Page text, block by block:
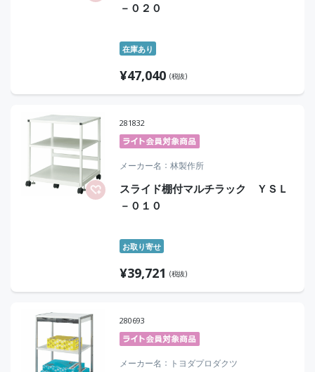
－０２０
在庫あり
¥47,040 (税抜)
281832
メーカー名 林製作所
スライド棚付マルチラック ＹＳＬ
－０１０
お取り寄せ
¥39,721 (税抜)
280693
メーカー名 トヨダプロダクツ